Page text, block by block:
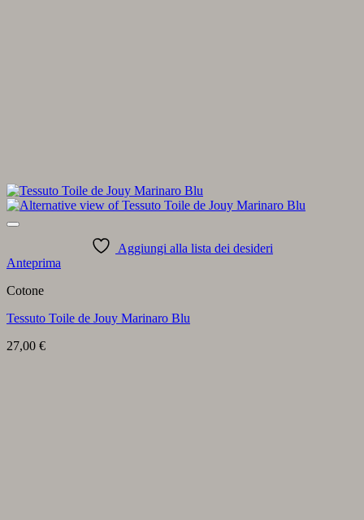
Aggiungi alla lista dei desideri
Anteprima
Cotone
Tessuto Toile de Jouy Marinaro Blu
27,00 €